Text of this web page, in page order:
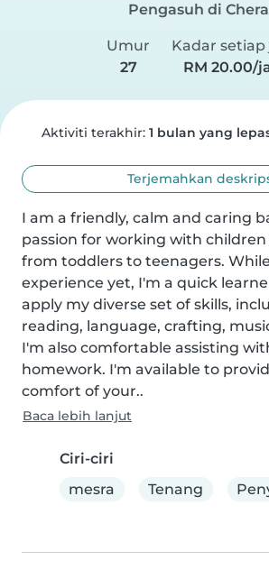
Pengasuh di
Umur
27
Kadar setiap
RM 20.00/
Aktiviti terakhir: 1 bulan yang
Terjemahkan
I am a friendly, calm and caring
passion for working with children
from toddlers to teenagers.
experience yet, I'm a quick
apply my diverse set of skills,
reading, language, crafting,
I'm also comfortable assisting
homework. I'm available to
comfort of your..
Baca lebih lanjut
Ciri-ciri
mesra
Tenang